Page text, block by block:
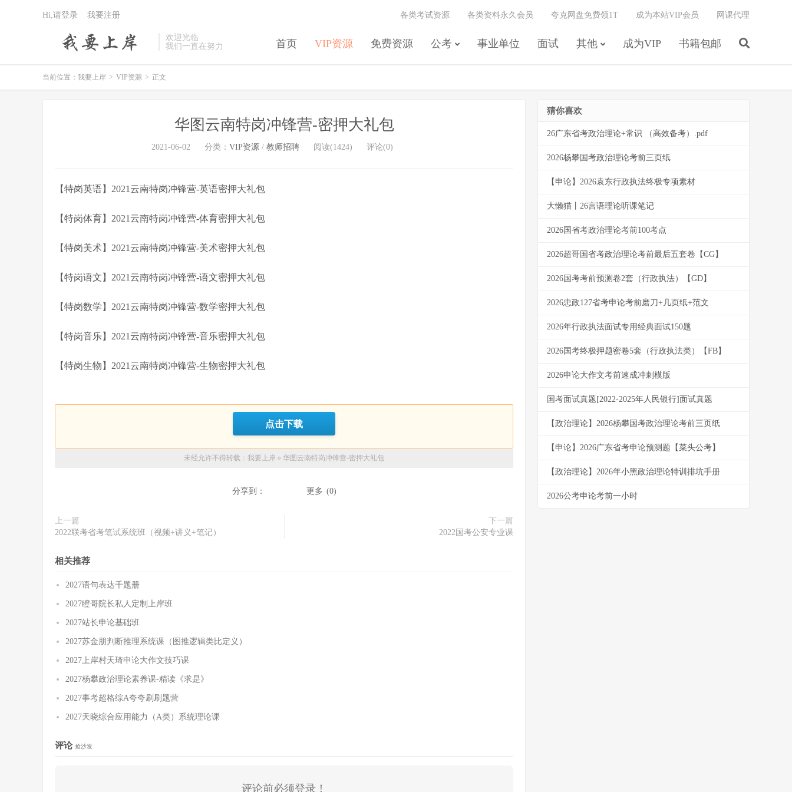
欢迎光临
我们一直在努力
首页 VIP资源 免费资源 公考 事业单位 面试 其他 成为VIP 书籍包邮
各类考试资源 各类资料永久会员 夸克网盘免费领1T 成为本站VIP会员 网课代理
Hi,请登录 我要注册
当前位置： 我要上岸 > VIP资源 > 正文
华图云南特岗冲锋营-密押大礼包
2021-06-02 分类： VIP资源 / 教师招聘 阅读(1424) 评论(0)
【特岗英语】2021云南特岗冲锋营-英语密押大礼包
【特岗体育】2021云南特岗冲锋营-体育密押大礼包
【特岗美术】2021云南特岗冲锋营-美术密押大礼包
【特岗语文】2021云南特岗冲锋营-语文密押大礼包
【特岗数学】2021云南特岗冲锋营-数学密押大礼包
【特岗音乐】2021云南特岗冲锋营-音乐密押大礼包
【特岗生物】2021云南特岗冲锋营-生物密押大礼包
点击下载
未经允许不得转载： 我要上岸 » 华图云南特岗冲锋营-密押大礼包
分享到： 更多 (0)
上一篇
2022联考省考笔试系统班（视频+讲义+笔记）
下一篇
2022国考公安专业课
相关推荐
2027语句表达千题册
2027瞪哥院长私人定制上岸班
2027站长申论基础班
2027苏金朋判断推理系统课（图推逻辑类比定义）
2027上岸村天琦申论大作文技巧课
2027杨攀政治理论素养课-精读《求是》
2027事考超格综A夸夸刷刷题营
2027天晓综合应用能力（A类）系统理论课
评论 抢沙发
评论前必须登录！
猜你喜欢
26广东省考政治理论+常识 （高效备考）.pdf
2026杨攀国考政治理论考前三页纸
【申论】2026袁东行政执法终极专项素材
大懒猫丨26言语理论听课笔记
2026国省考政治理论考前100考点
2026超哥国省考政治理论考前最后五套卷【CG】
2026国考考前预测卷2套（行政执法）【GD】
2026忠政127省考申论考前磨刀+几页纸+范文
2026年行政执法面试专用经典面试150题
2026国考终极押题密卷5套（行政执法类）【FB】
2026申论大作文考前速成冲刺模版
国考面试真题[2022-2025年人民银行]面试真题
【政治理论】2026杨攀国考政治理论考前三页纸
【申论】2026广东省考申论预测题【菜头公考】
【政治理论】2026年小黑政治理论特训排坑手册
2026公考申论考前一小时